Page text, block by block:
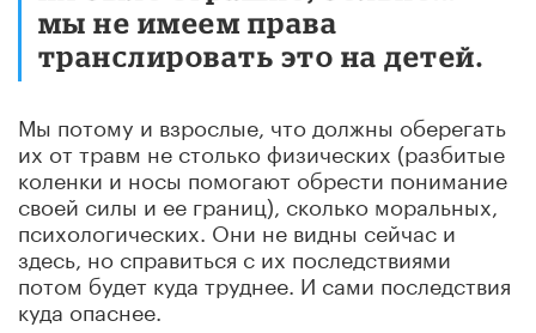
мы не имеем права
транслировать это на детей.
Мы потому и взрослые, что должны оберегать
их от травм не столько физических (разбитые
коленки и носы помогают обрести понимание
своей силы и ее границ), сколько моральных,
психологических. Они не видны сейчас и
здесь, но справиться с их последствиями
потом будет куда труднее. И сами последствия
куда опаснее.